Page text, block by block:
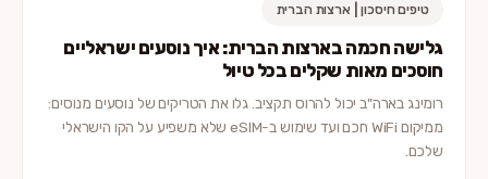
טיפים חיסכון | ארצות הברית
גלישה חכמה בארצות הברית: איך נוסעים ישראליים
חוסכים מאות שקלים בכל טיול
רומינג בארה"ב יכול להרוס תקציב. גלו את הטריקים של נוסעים מנוסים:
ממיקום WiFi חכם ועד שימוש ב-eSIM שלא משפיע על הקו הישראלי
שלכם.